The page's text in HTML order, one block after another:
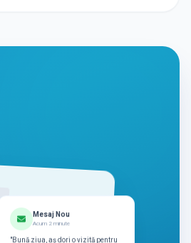
"Bună ziua, aș dori o vizită pentru